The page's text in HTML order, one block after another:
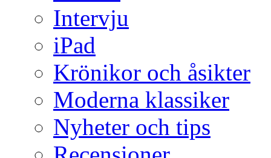
Intervju
iPad
Krönikor och åsikter
Moderna klassiker
Nyheter och tips